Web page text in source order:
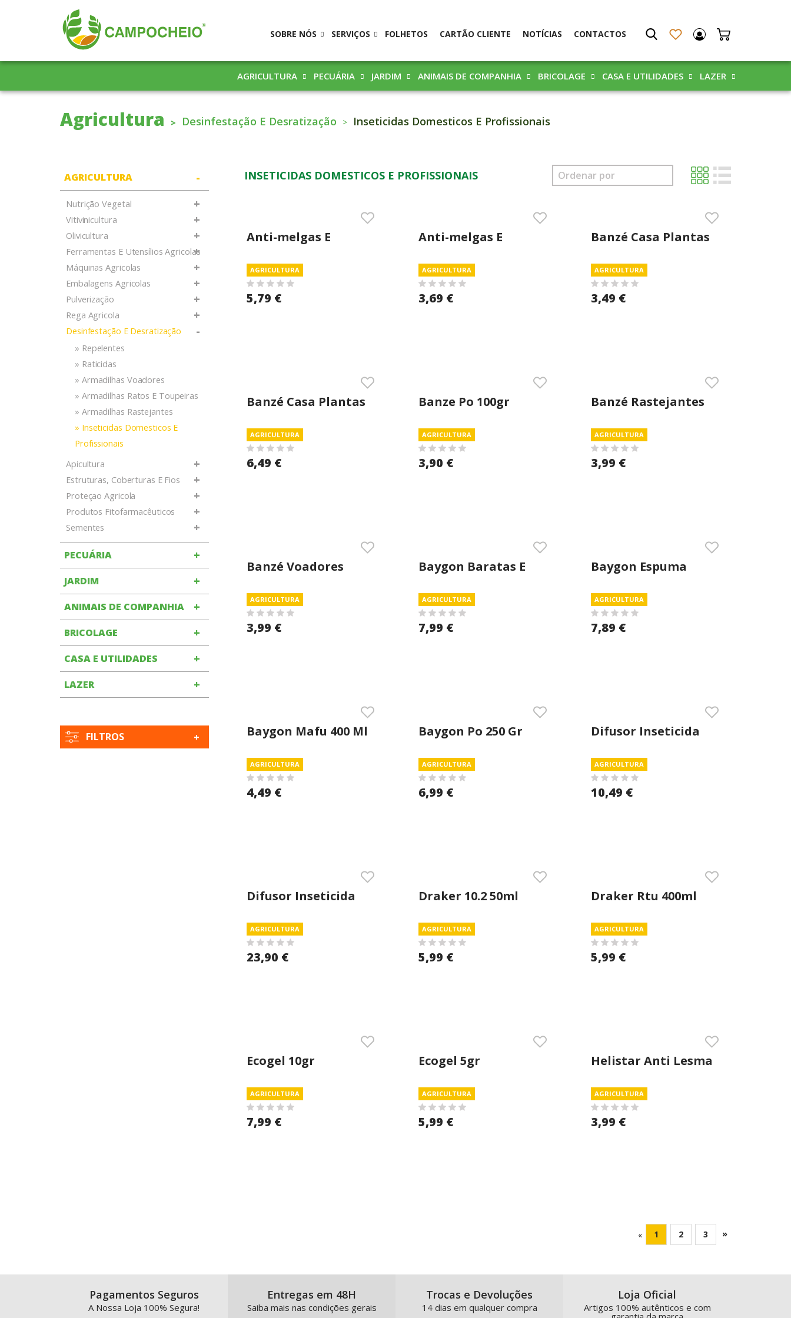
SOBRE NÓS SERVIÇOS FOLHETOS CARTÃO CLIENTE NOTÍCIAS CONTACTOS
AGRICULTURA PECUÁRIA JARDIM ANIMAIS DE COMPANHIA BRICOLAGE CASA E UTILIDADES LAZER
Agricultura Desinfestação E Desratização Inseticidas Domesticos E Profissionais
AGRICULTURA -
Nutrição Vegetal +
Vitivinicultura +
Olivicultura +
Ferramentas E Utensílios Agricolas
+
Máquinas Agricolas +
Embalagens Agricolas +
Pulverização +
Rega Agricola +
Desinfestação E Desratização -
» Repelentes
» Raticidas
» Armadilhas Voadores
» Armadilhas Ratos E Toupeiras
» Armadilhas Rastejantes
» Inseticidas Domesticos E
Profissionais
Apicultura
+
Estruturas, Coberturas E Fios +
Proteçao Agricola +
Produtos Fitofarmacêuticos +
Sementes +
PECUÁRIA +
JARDIM +
ANIMAIS DE COMPANHIA +
BRICOLAGE +
CASA E UTILIDADES +
LAZER +
FILTROS
INSETICIDAS DOMESTICOS E PROFISSIONAIS
Anti-melgas E
33ml
AGRICULTURA
5,79 €
Anti-melgas E
33ml
AGRICULTURA
3,69 €
Banzé Casa Plantas
AGRICULTURA
3,49 €
Banzé Casa Plantas
500ml
AGRICULTURA
6,49 €
Banze Po 100gr
AGRICULTURA
3,90 €
Banzé Rastejantes
AGRICULTURA
3,99 €
Banzé Voadores
AGRICULTURA
3,99 €
Baygon Baratas E
AGRICULTURA
7,99 €
Baygon Espuma
AGRICULTURA
7,89 €
Baygon Mafu 400 Ml
AGRICULTURA
4,49 €
Baygon Po 250 Gr
AGRICULTURA
6,99 €
Difusor Inseticida
AGRICULTURA
10,49 €
Difusor Inseticida
AGRICULTURA
23,90 €
Draker 10.2 50ml
AGRICULTURA
5,99 €
Draker Rtu 400ml
AGRICULTURA
5,99 €
Ecogel 10gr
AGRICULTURA
7,99 €
Ecogel 5gr
AGRICULTURA
5,99 €
Helistar Anti Lesma
AGRICULTURA
3,99 €
« 1 2 3 »
Pagamentos Seguros
A Nossa Loja 100% Segura!
Entregas em 48H
Saiba mais nas condições gerais
Trocas e Devoluções
14 dias em qualquer compra
Loja Oficial
Artigos 100% autênticos e com